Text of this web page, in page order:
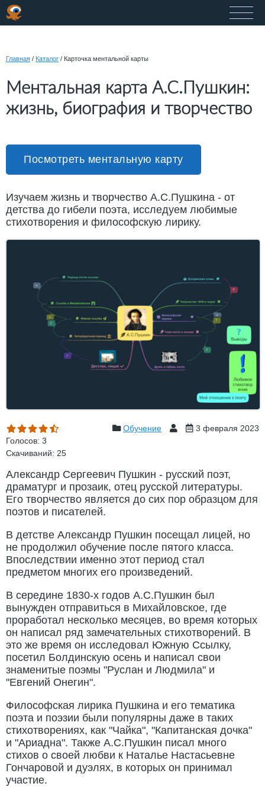
Главная / Каталог / Карточка ментальной карты
Ментальная карта А.С.Пушкин:
жизнь, биография и творчество
Посмотреть ментальную карту
Изучаем жизнь и творчество А.С.Пушкина - от
детства до гибели поэта, исследуем любимые
стихотворения и философскую лирику.
Голосов: 3
Скачиваний: 25
Обучение 3 февраля 2023
Александр Сергеевич Пушкин - русский поэт,
драматург и прозаик, отец русской литературы.
Его творчество является до сих пор образцом для
поэтов и писателей.
В детстве Александр Пушкин посещал лицей, но
не продолжил обучение после пятого класса.
Впоследствии именно этот период стал
предметом многих его произведений.
В середине 1830-х годов А.С.Пушкин был
вынужден отправиться в Михайловское, где
проработал несколько месяцев, во время которых
он написал ряд замечательных стихотворений. В
это же время он исследовал Южную Ссылку,
посетил Болдинскую осень и написал свои
знаменитые поэмы "Руслан и Людмила" и
"Евгений Онегин".
Философская лирика Пушкина и его тематика
поэта и поэзии были популярны даже в таких
стихотворениях, как "Чайка", "Капитанская дочка"
и "Ариадна". Также А.С.Пушкин писал много
стихов о своей любви к Наталье Настасьевне
Гончаровой и дуэлях, в которых он принимал
участие.